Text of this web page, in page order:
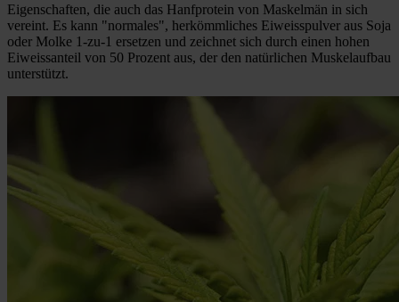
Eigenschaften, die auch das Hanfprotein von Maskelmän in sich
vereint. Es kann "normales", herkömmliches Eiweisspulver aus Soja
oder Molke 1-zu-1 ersetzen und zeichnet sich durch einen hohen
Eiweissanteil von 50 Prozent aus, der den natürlichen Muskelaufbau
unterstützt.